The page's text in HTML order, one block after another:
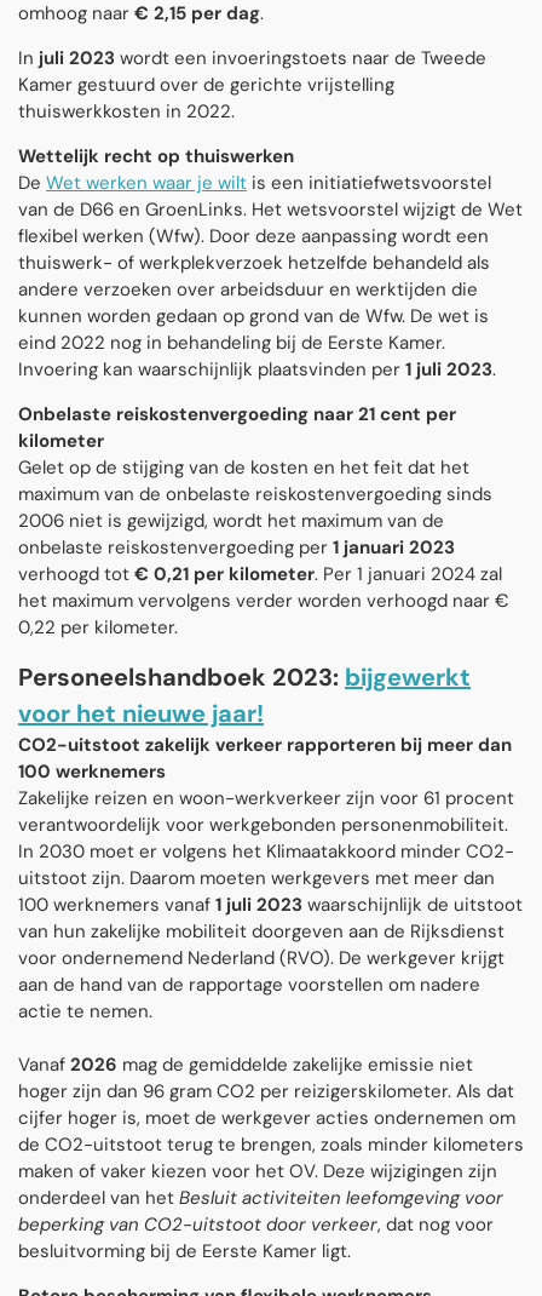
omhoog naar € 2,15 per dag.
In juli 2023 wordt een invoeringstoets naar de Tweede
Kamer gestuurd over de gerichte vrijstelling
thuiswerkkosten in 2022.
Wettelijk recht op thuiswerken
De Wet werken waar je wilt is een initiatiefwetsvoorstel
van de D66 en GroenLinks. Het wetsvoorstel wijzigt de Wet
flexibel werken (Wfw). Door deze aanpassing wordt een
thuiswerk- of werkplekverzoek hetzelfde behandeld als
andere verzoeken over arbeidsduur en werktijden die
kunnen worden gedaan op grond van de Wfw. De wet is
eind 2022 nog in behandeling bij de Eerste Kamer.
Invoering kan waarschijnlijk plaatsvinden per 1 juli 2023.
Onbelaste reiskostenvergoeding naar 21 cent per
kilometer
Gelet op de stijging van de kosten en het feit dat het
maximum van de onbelaste reiskostenvergoeding sinds
2006 niet is gewijzigd, wordt het maximum van de
onbelaste reiskostenvergoeding per 1 januari 2023
verhoogd tot € 0,21 per kilometer. Per 1 januari 2024 zal
het maximum vervolgens verder worden verhoogd naar €
0,22 per kilometer.
Personeelshandboek 2023: bijgewerkt
voor het nieuwe jaar!
CO2-uitstoot zakelijk verkeer rapporteren bij meer dan
100 werknemers
Zakelijke reizen en woon-werkverkeer zijn voor 61 procent
verantwoordelijk voor werkgebonden personenmobiliteit.
In 2030 moet er volgens het Klimaatakkoord minder CO2-
uitstoot zijn. Daarom moeten werkgevers met meer dan
100 werknemers vanaf 1 juli 2023 waarschijnlijk de uitstoot
van hun zakelijke mobiliteit doorgeven aan de Rijksdienst
voor ondernemend Nederland (RVO). De werkgever krijgt
aan de hand van de rapportage voorstellen om nadere
actie te nemen.
Vanaf 2026 mag de gemiddelde zakelijke emissie niet
hoger zijn dan 96 gram CO2 per reizigerskilometer. Als dat
cijfer hoger is, moet de werkgever acties ondernemen om
de CO2-uitstoot terug te brengen, zoals minder kilometers
maken of vaker kiezen voor het OV. Deze wijzigingen zijn
onderdeel van het Besluit activiteiten leefomgeving voor
beperking van CO2-uitstoot door verkeer, dat nog voor
besluitvorming bij de Eerste Kamer ligt.